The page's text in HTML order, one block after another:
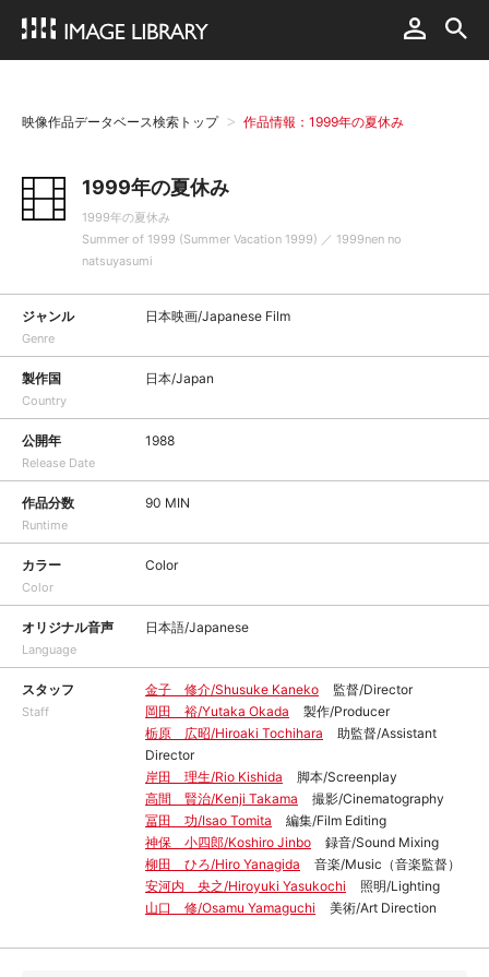
映像作品データベース検索トップ 作品情報：1999年の夏休み
1999年の夏休み
1999年の夏休み
Summer of 1999 (Summer Vacation 1999) ／ 1999nen no
natsuyasumi
ジャンル
Genre
日本映画/Japanese Film
製作国
Country
日本/Japan
公開年
Release Date
1988
作品分数
Runtime
90 MIN
カラー
Color
Color
オリジナル音声
Language
日本語/Japanese
スタッフ
Staff
金子 修介/Shusuke Kaneko
監督/Director
岡田 裕/Yutaka Okada
製作/Producer
栃原 広昭/Hiroaki Tochihara
助監督/Assistant
Director
岸田 理生/Rio Kishida
脚本/Screenplay
高間 賢治/Kenji Takama
撮影/Cinematography
冨田 功/Isao Tomita
編集/Film Editing
神保 小四郎/Koshiro Jinbo
録音/Sound Mixing
柳田 ひろ/Hiro Yanagida
音楽/Music（音楽監督）
安河内 央之/Hiroyuki Yasukochi
照明/Lighting
山口 修/Osamu Yamaguchi
美術/Art Direction